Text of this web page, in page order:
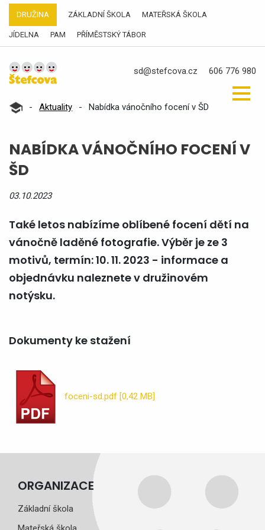
DRUŽINA ZÁKLADNÍ ŠKOLA MATEŘSKÁ ŠKOLA
JÍDELNA PAM PŘÍMĚSTSKÝ TÁBOR
sd@stefcova.cz 606 776 980
- Aktuality - Nabídka vánočního focení v ŠD
NABÍDKA VÁNOČNÍHO FOCENÍ V
ŠD
03.10.2023
Také letos nabízíme oblíbené focení dětí na
vánočně laděné fotografie. Výběr je ze 3
motivů, termín: 10. 11. 2023 - informace a
objednávku naleznete v družinovém
notýsku.
Dokumenty ke stažení
foceni-sd.pdf [0,42 MB]
ORGANIZACE
Základní škola